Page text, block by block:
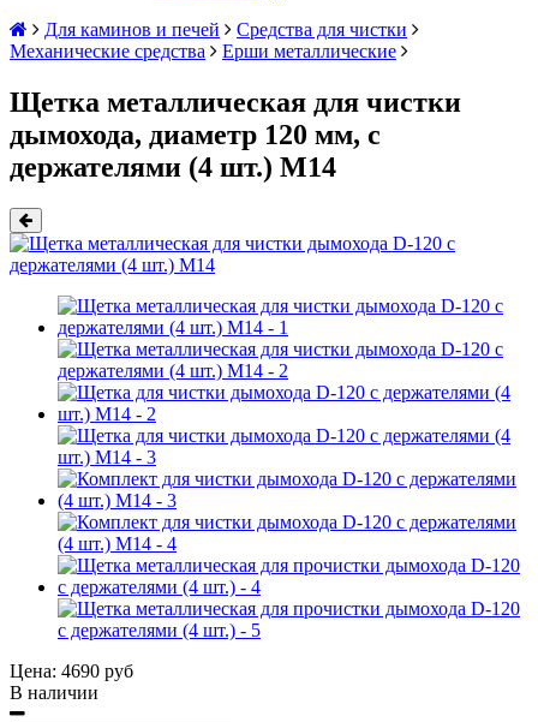
Для каминов и печей
Средства для чистки
Механические средства
Ерши металлические
Щетка металлическая для чистки
дымохода, диаметр 120 мм, с
держателями (4 шт.) М14
Цена: 4690 руб
В наличии